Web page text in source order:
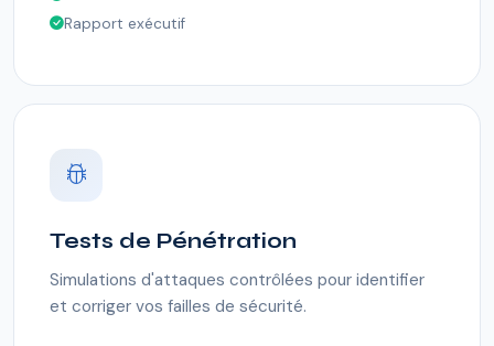
Rapport exécutif
Tests de Pénétration
Simulations d'attaques contrôlées pour identifier
et corriger vos failles de sécurité.